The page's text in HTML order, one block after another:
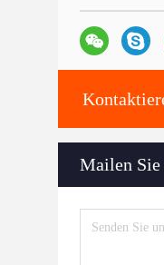
Mailen Sie